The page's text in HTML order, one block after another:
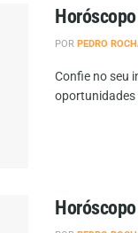
POR PEDRO
Confie no seu
oportunidades